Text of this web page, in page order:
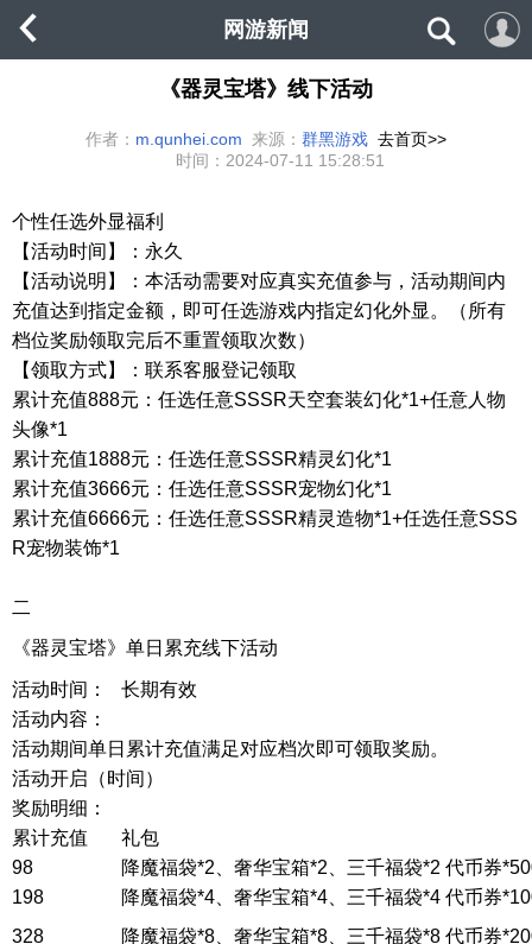
网游新闻
《器灵宝塔》线下活动
作者： m.qunhei.com 来源： 群黑游戏 去首页>>
时间： 2024-07-11 15:28:51
个性任选外显福利
【活动时间】：永久
【活动说明】：本活动需要对应真实充值参与，活动期间内
充值达到指定金额，即可任选游戏内指定幻化外显。（所有
档位奖励领取完后不重置领取次数）
【领取方式】：联系客服登记领取
累计充值888元：任选任意SSSR天空套装幻化*1+任意人物
头像*1
累计充值1888元：任选任意SSSR精灵幻化*1
累计充值3666元：任选任意SSSR宠物幻化*1
累计充值6666元：任选任意SSSR精灵造物*1+任选任意SSS
R宠物装饰*1
二
《器灵宝塔》单日累充线下活动
活动时间：
长期有效
活动内容：
活动期间单日累计充值满足对应档次即可领取奖励。
活动开启（时间）
奖励明细：
累计充值
礼包
98
降魔福袋*2、奢华宝箱*2、三千福袋*2 代币券
198
降魔福袋*4、奢华宝箱*4、三千福袋*4 代币券
328
降魔福袋*8、奢华宝箱*8、三千福袋*8 代币券